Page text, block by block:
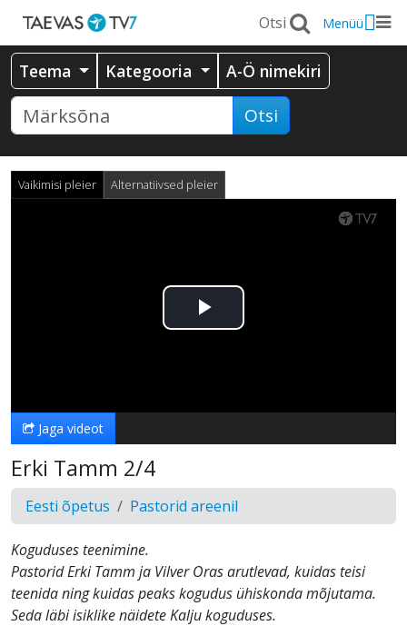
Menüü
Teema Kategooria A-Ö nimekiri
Otsi
Vaikimisi pleier Alternatiivsed pleier
Esita
Jaga videot
Erki Tamm 2/4
Eesti õpetus Pastorid areenil
Koguduses teenimine.
Pastorid Erki Tamm ja Vilver Oras arutlevad, kuidas teisi
teenida ning kuidas peaks kogudus ühiskonda mõjutama.
Seda läbi isiklike näidete Kalju koguduses.